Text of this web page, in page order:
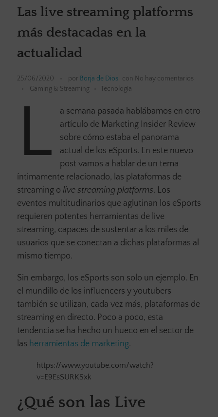
Las live streaming platforms
más destacadas en la
actualidad
25/06/2020 por Borja de Dios con No hay comentarios
Gaming & Streaming
Tecnología
L
a semana pasada hablábamos en otro
artículo de Marketing Insider Review
sobre cómo estaba el panorama
actual de los eSports. En este nuevo
post vamos a hablar de un tema
íntimamente relacionado, las plataformas de
streaming o live streaming platforms. Los
eventos multitudinarios que aglutinan los eSports
requieren potentes herramientas de live
streaming, capaces de sustentar a los miles de
usuarios que se conectan a dichas plataformas al
mismo tiempo.
Sin embargo, los eSports son solo un ejemplo. En
el mundillo de los influencers y youtubers
también se utilizan, cada vez más, plataformas de
streaming en directo. Poco a poco, esta
tendencia se ha hecho un hueco en el sector de
las herramientas de marketing.
https://www.youtube.com/watch?
v=E9EsSURKSxk
¿Qué son las Live